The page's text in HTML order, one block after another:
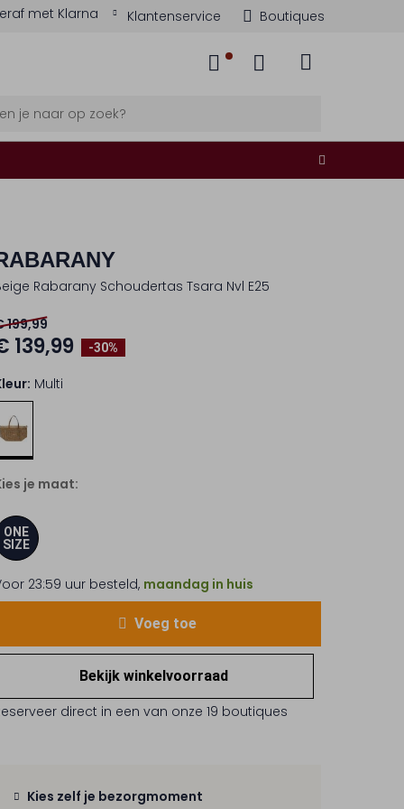
met Klarna Klantenservice Boutiques
Rabarany Schoudertas Tsara Nvl E25
-30%
199,99
139,99
Multi
je maat:
ONE
SIZE
23:59 uur besteld, maandag in huis
Voeg toe
Bekijk winkelvoorraad
direct in een van onze 19 boutiques
Kies zelf je bezorgmoment